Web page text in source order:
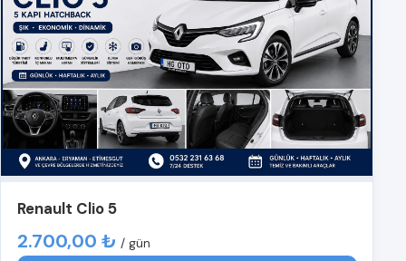
Renault Clio 5
2.700,00 ₺ / gün